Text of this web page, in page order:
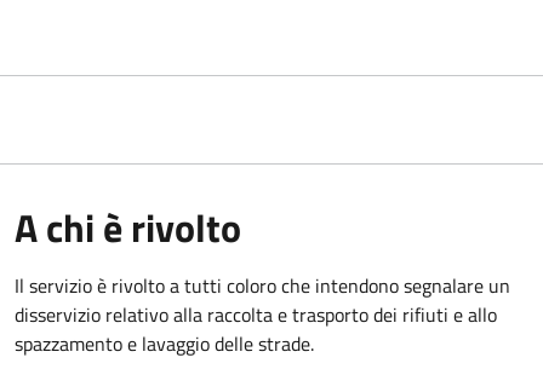
A chi è rivolto
Il servizio è rivolto a tutti coloro che intendono segnalare un
disservizio relativo alla raccolta e trasporto dei rifiuti e allo
spazzamento e lavaggio delle strade.